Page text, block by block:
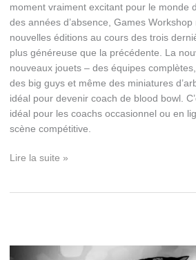
moment vraiment excitant pour le monde
des années d’absence, Games
nouvelles éditions au cours des trois
plus généreuse que la précédente. La
nouveaux jouets – des équipes
des big guys et même des miniatures
idéal pour devenir coach de blood bowl.
idéal pour les coachs occasionnel ou en
scène compétitive.
Une
Bowl
Lire la suite »